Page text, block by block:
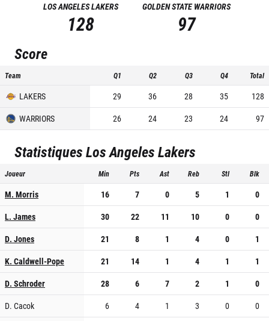
LOS ANGELES LAKERS
128
GOLDEN STATE WARRIORS
97
Score
Team Q1 Q2 Q3 Q4 Total
LAKERS 29 36 28 35
128
WARRIORS
26 24 23 24 97
StatistiquesLos Angeles Lakers
Joueur Min Pts Ast Reb Stl Blk
M. Morris 16 7 0 5 1
0
L. James
30 22 11 10 0
0
D. Jones
21 8 1 4 0
1
K. Caldwell-Pope
21 14 1 4 1
1
D. Schroder
28 6 7 2 1
0
D. Cacok
6 4 1 3 0
0